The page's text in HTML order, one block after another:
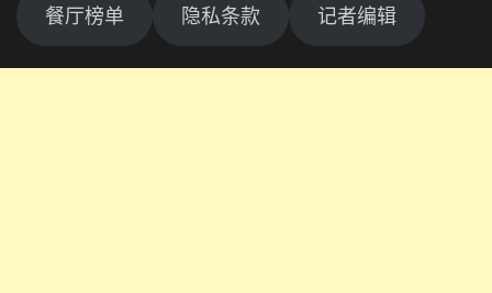
餐厅榜单 隐私条款 记者编辑